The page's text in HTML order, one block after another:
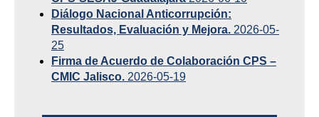
Diálogo Nacional Anticorrupción:
Resultados, Evaluación y Mejora. 2026-05-
25
Firma de Acuerdo de Colaboración CPS –
CMIC Jalisco. 2026-05-19